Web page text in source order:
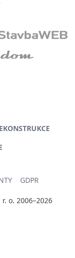
GDPR
o. 2006–2026